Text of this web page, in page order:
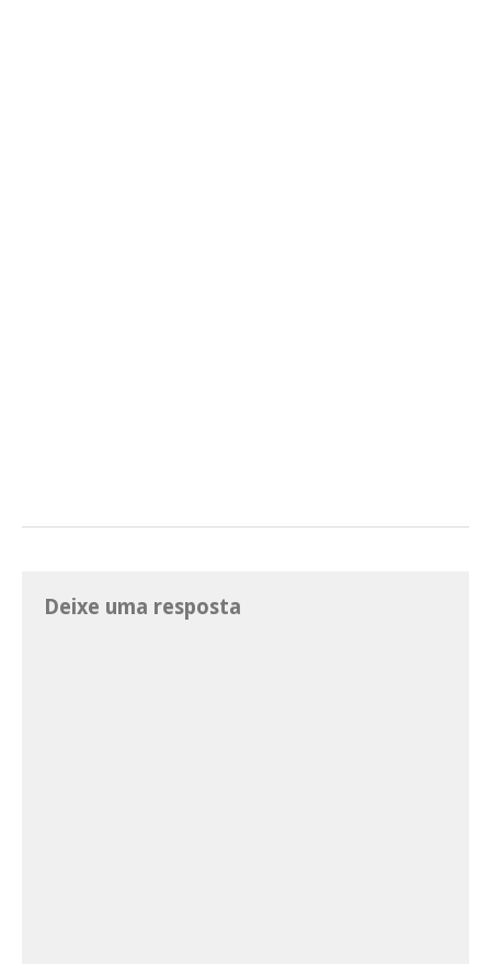
Deixe uma resposta